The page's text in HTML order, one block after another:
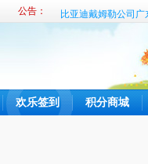
欢乐签到 积分商城
公告：
比亚迪戴姆勒公司
比亚迪内部租车发布帖